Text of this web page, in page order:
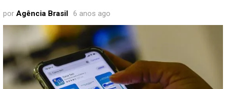
por Agência Brasil 6 anos ago